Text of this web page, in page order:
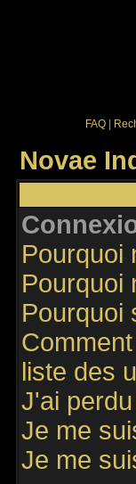
FAQ
Novae
Pourquoi
Pourquoi
Pourquoi
liste des
J'ai
Je me
Je me